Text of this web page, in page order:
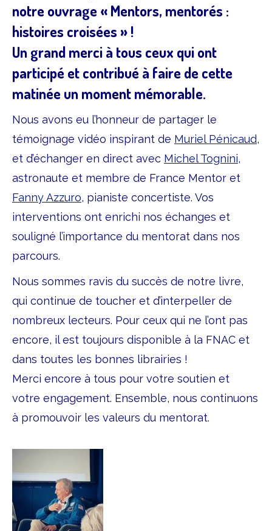
notre ouvrage « Mentors, mentorés :
histoires croisées » !
Un grand merci à tous ceux qui ont
participé et contribué à faire de cette
matinée un moment mémorable.
Nous avons eu l’honneur de partager le
témoignage vidéo inspirant de Muriel Pénicaud,
et d’échanger en direct avec Michel Tognini,
astronaute et membre de France Mentor et
Fanny Azzuro, pianiste concertiste. Vos
interventions ont enrichi nos échanges et
souligné l’importance du mentorat dans nos
parcours.
Nous sommes ravis du succès de notre livre,
qui continue de toucher et d’interpeller de
nombreux lecteurs. Pour ceux qui ne l’ont pas
encore, il est toujours disponible à la FNAC et
dans toutes les bonnes librairies !
Merci encore à tous pour votre soutien et
votre engagement. Ensemble, nous continuons
à promouvoir les valeurs du mentorat.